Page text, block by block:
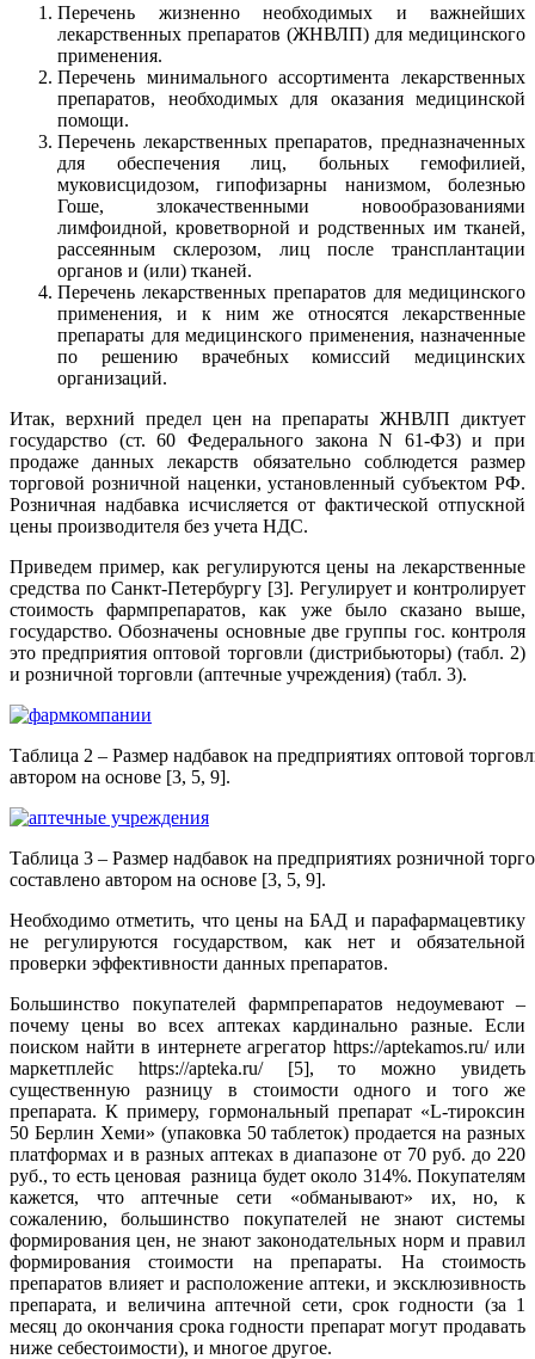
Перечень жизненно необходимых и важнейших
лекарственных препаратов (ЖНВЛП) для медицинского
применения.
Перечень минимального ассортимента лекарственных
препаратов, необходимых для оказания медицинской
помощи.
Перечень лекарственных препаратов, предназначенных
для обеспечения лиц, больных гемофилией,
муковисцидозом, гипофизарны нанизмом, болезнью
Гоше, злокачественными новообразованиями
лимфоидной, кроветворной и родственных им тканей,
рассеянным склерозом, лиц после трансплантации
органов и (или) тканей.
Перечень лекарственных препаратов для медицинского
применения, и к ним же относятся лекарственные
препараты для медицинского применения, назначенные
по решению врачебных комиссий медицинских
организаций.
Итак, верхний предел цен на препараты ЖНВЛП диктует
государство (ст. 60 Федерального закона N 61-ФЗ) и при
продаже данных лекарств обязательно соблюдется размер
торговой розничной наценки, установленный субъектом РФ.
Розничная надбавка исчисляется от фактической отпускной
цены производителя без учета НДС.
Приведем пример, как регулируются цены на лекарственные
средства по Санкт-Петербургу [3]. Регулирует и контролирует
стоимость фармпрепаратов, как уже было сказано выше,
государство. Обозначены основные две группы гос. контроля
это предприятия оптовой торговли (дистрибьюторы) (табл. 2)
и розничной торговли (аптечные учреждения) (табл. 3).
Таблица 2 – Размер надбавок на предприятиях оптовой
автором на основе [3, 5, 9].
Таблица 3 – Размер надбавок на предприятиях розничной
составлено автором на основе [3, 5, 9].
Необходимо отметить, что цены на БАД и парафармацевтику
не регулируются государством, как нет и обязательной
проверки эффективности данных препаратов.
Большинство покупателей фармпрепаратов недоумевают –
почему цены во всех аптеках кардинально разные. Если
поиском найти в интернете агрегатор https://aptekamos.ru/ или
маркетплейс https://apteka.ru/ [5], то можно увидеть
существенную разницу в стоимости одного и того же
препарата. К примеру, гормональный препарат «L-тироксин
50 Берлин Хеми» (упаковка 50 таблеток) продается на разных
платформах и в разных аптеках в диапазоне от 70 руб. до 220
руб., то есть ценовая разница будет около 314%. Покупателям
кажется, что аптечные сети «обманывают» их, но, к
сожалению, большинство покупателей не знают системы
формирования цен, не знают законодательных норм и правил
формирования стоимости на препараты. На стоимость
препаратов влияет и расположение аптеки, и эксклюзивность
препарата, и величина аптечной сети, срок годности (за 1
месяц до окончания срока годности препарат могут продавать
ниже себестоимости), и многое другое.